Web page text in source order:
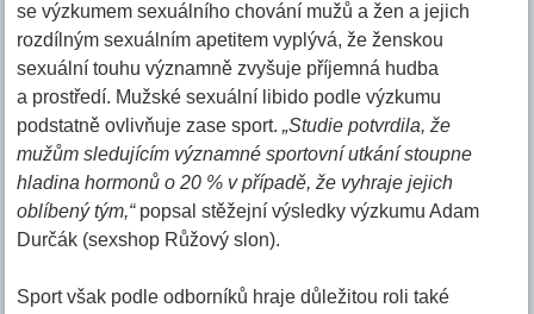
se výzkumem sexuálního chování mužů a žen a jejich
rozdílným sexuálním apetitem vyplývá, že ženskou
sexuální touhu významně zvyšuje příjemná hudba
a prostředí. Mužské sexuální libido podle výzkumu
podstatně ovlivňuje zase sport.„Studie potvrdila, že
mužům sledujícím významné sportovní utkání stoupne
hladina hormonů o 20 % v případě, že vyhraje jejich
oblíbený tým,“popsal stěžejní výsledky výzkumu Adam
Durčák (sexshop Růžový slon).
Sport však podle odborníků hraje důležitou roli také